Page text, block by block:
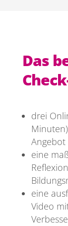
Das
drei
Angebot
eine
eine
Video